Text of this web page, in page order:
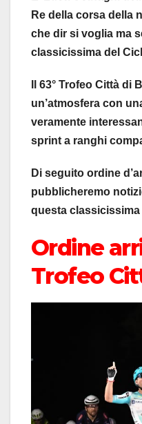
Re della corsa della
che dir si voglia ma
classicissima del
Il 63° Trofeo Città di
un’atmosfera con
veramente
sprint a ranghi
Di seguito ordine
pubblicheremo
questa classicissima
Ordine
Trofeo